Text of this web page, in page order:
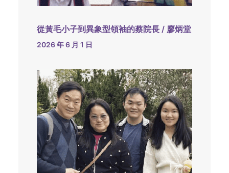
從黃毛小子到異象型領袖的蔡院長 / 廖炳堂
2026 年 6 月 1 日